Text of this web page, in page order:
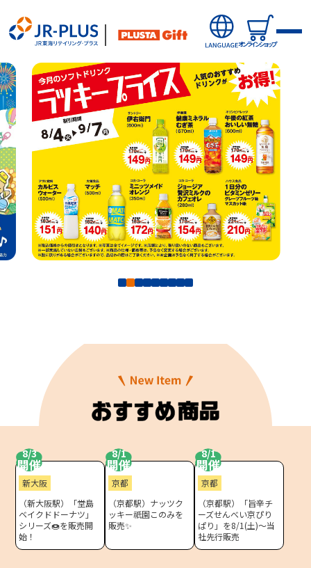
オンラインショップ
キャンペーン・ニュース
オンラインショップから探す
楽天市場
特産品や名産品たちを産地からみなさまのもとへお届けするサ
イトです。
JR東海MARKET
楽天市場
auPayマーケット
8/3
開催
新大阪
（新大阪駅）「堂島
ベイクドドーナツ」
シリーズ🍩を販売開
始！
8/1
開催
京都
（京都駅）ナッツク
ッキー祇園このみを
販売✨
8/1
開催
京都
（京都駅）「旨辛チ
ーズせんべい京ぴり
ぱり」を8/1(土)～当
社先行販売